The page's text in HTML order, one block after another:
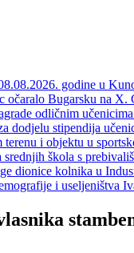
godine u
Bugarsku na X.
odličnim
dodjelu stipendija
i objektu u
škola s
dionice kolnika u
i useljeništva